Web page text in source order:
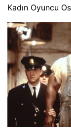
Kadın Oyuncu